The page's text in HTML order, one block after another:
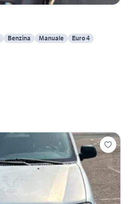
Benzina Manuale Euro 4